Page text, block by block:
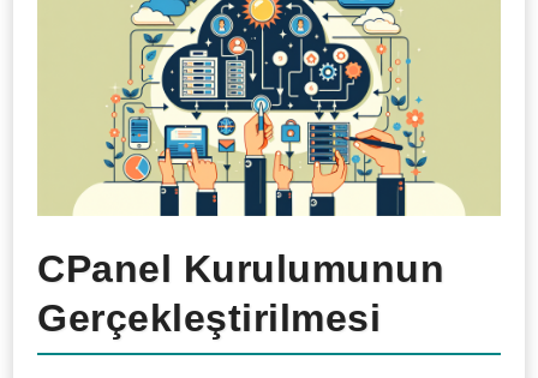
CPanel Kurulumunun
Gerçekleştirilmesi